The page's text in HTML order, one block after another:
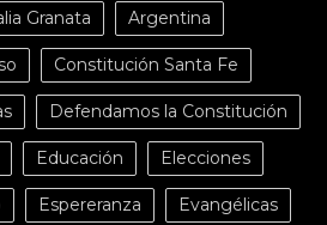
Granata Argentina
Constitución Santa Fe
Defendamos la Constitución
Educación Elecciones
Espereranza Evangélicas